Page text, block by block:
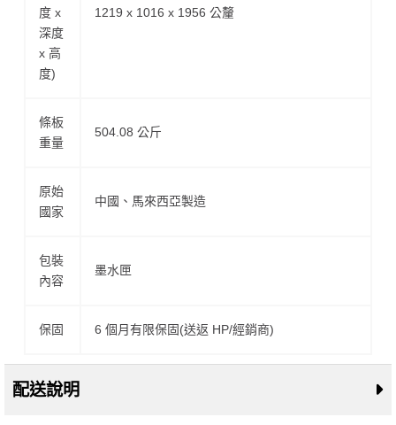
度 x
深度
x 高
度)
1219 x 1016 x 1956 公釐
條板
重量
504.08 公斤
原始
國家
中國、馬來西亞製造
包裝
內容
墨水匣
保固 6 個月有限保固(送返 HP/經銷商)
配送說明